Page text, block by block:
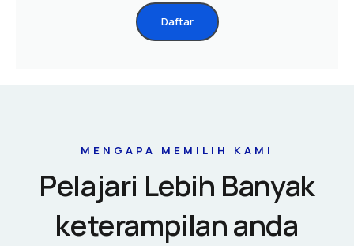
Daftar
MENGAPA MEMILIH KAMI
Pelajari Lebih Banyak
keterampilan anda